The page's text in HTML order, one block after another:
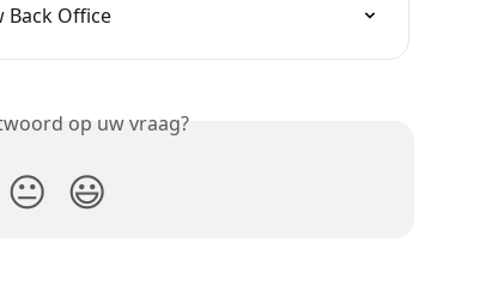
Back Office
op uw vraag?
😐 😃